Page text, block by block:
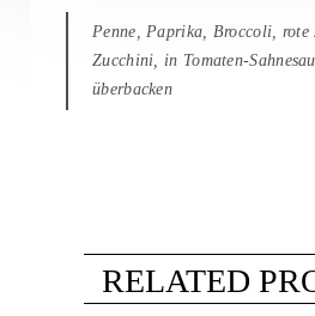
Penne, Paprika, Broccoli, rote
Zucchini, in Tomaten-
überbacken
RELATED